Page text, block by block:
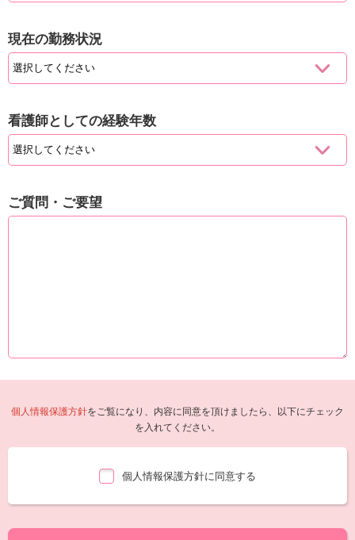
現在の勤務状況
看護師としての経験年数
ご質問・ご要望
個人情報保護方針をご覧になり、内容に同意を頂けましたら、以下にチェック
を入れてください。
個人情報保護方針に同意する